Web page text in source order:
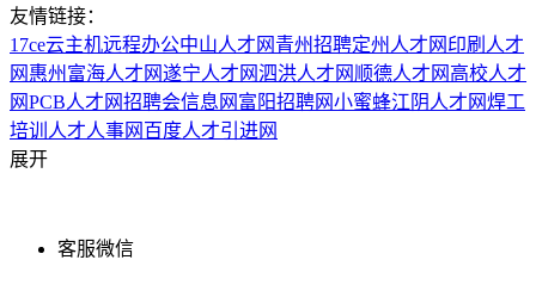
友情链接：
17ce云主机远程办公中山人才网 青州招聘定州人才网 印刷人才
网 惠州富海人才网遂宁人才网泗洪人才网 顺德人才网 高校人才
网PCB人才网招聘会信息网 富阳招聘网小蜜蜂江阴人才网焊工
培训 人才人事网 百度人才引进网
展开
客服微信